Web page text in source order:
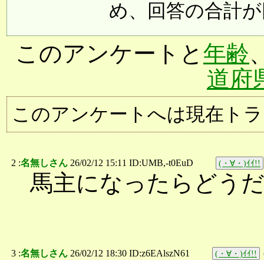
め、回答の合計
このアンケートと 年齢
道府
このアンケートへは現在ト
2 :名無しさん 26/02/12 15:11 ID:UMB,-t0EuD (・∀・)ｲｲ!!
馬主になったらどう
3 :名無しさん 26/02/12 18:30 ID:z6EAlszN61 (・∀・)ｲｲ!!